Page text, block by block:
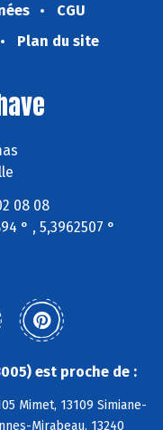
CGU
Plan du site
08 08
° , 5,3962507 °
est proche de :
Mimet, 13109 Simiane-
Mirabeau, 13240